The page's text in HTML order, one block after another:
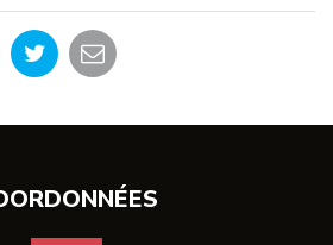
Partager
Twitter
Partager
email